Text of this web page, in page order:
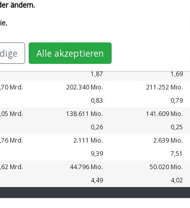
Mrd. 89.327 Mio.
1,87 1,69
Mrd. 202.340 Mio. 211.252 Mio.
0,83 0,79
Mrd. 138.611 Mio. 141.609 Mio.
0,26 0,25
Mrd. 2.111 Mio. 2.639 Mio.
9,39 7,51
Mrd. 44.796 Mio. 50.020 Mio.
4,49 4,02
ändern.
.
Alle akzeptieren